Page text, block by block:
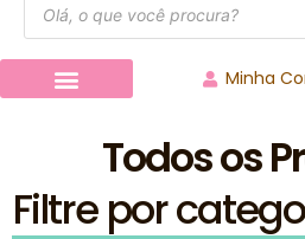
Minha
Todos os
Filtre por